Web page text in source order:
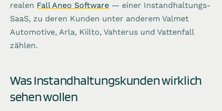
realen Fall Aneo Software — einer Instandhaltungs-
SaaS, zu deren Kunden unter anderem Valmet
Automotive, Arla, Kiilto, Vahterus und Vattenfall
zählen.
Was Instandhaltungskunden wirklich
sehen wollen